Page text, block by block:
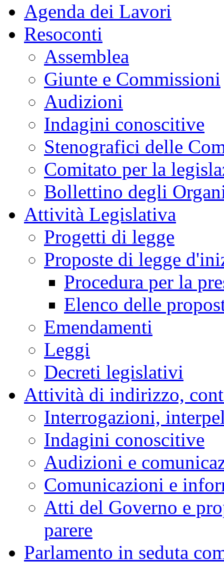
Agenda dei Lavori
Resoconti
Assemblea
Giunte e Commissioni
Audizioni
Indagini conoscitive
Stenografici delle
Comitato per la
Bollettino degli
Attività Legislativa
Progetti di legge
Proposte di legge
Procedura per la
Elenco delle
Emendamenti
Leggi
Decreti legislativi
Attività di indirizzo,
Interrogazioni,
Indagini conoscitive
Audizioni e
Comunicazioni e
Atti del Governo e
parere
Parlamento in seduta